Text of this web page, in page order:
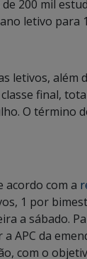
200 mil
letivo para
letivos, além
final,
O término
acordo com a
1 por
a sábado.
APC da
com o